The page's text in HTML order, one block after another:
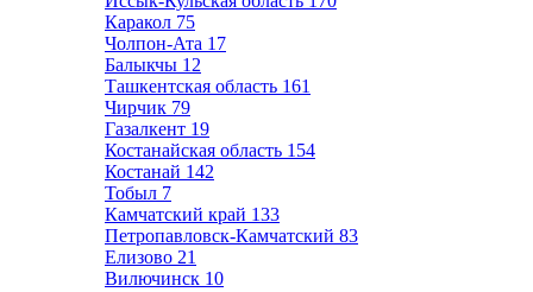
Каракол 75
Чолпон-Ата 17
Балыкчы 12
Ташкентская область 161
Чирчик 79
Газалкент 19
Костанайская область 154
Костанай 142
Тобыл 7
Камчатский край 133
Петропавловск-Камчатский 83
Елизово 21
Вилючинск 10